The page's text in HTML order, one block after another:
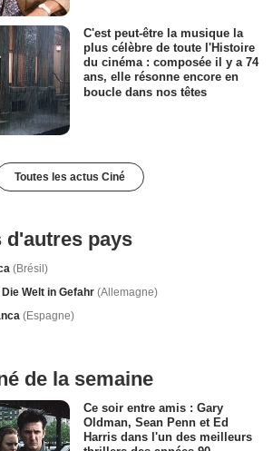
C'est peut-être la musique la
plus célèbre de toute l'Histoire
du cinéma : composée il y a 74
ans, elle résonne encore en
boucle dans nos têtes
Toutes les actus Ciné
d'autres pays
(Brésil)
Welt in Gefahr (Allemagne)
(Espagne)
de la semaine
Ce soir entre amis : Gary
Oldman, Sean Penn et Ed
Harris dans l'un des meilleurs